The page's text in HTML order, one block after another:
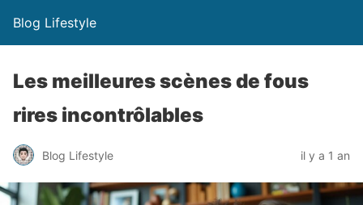
Blog Lifestyle
Les meilleures scènes de fous
rires incontrôlables
Blog Lifestyle il y a 1 an